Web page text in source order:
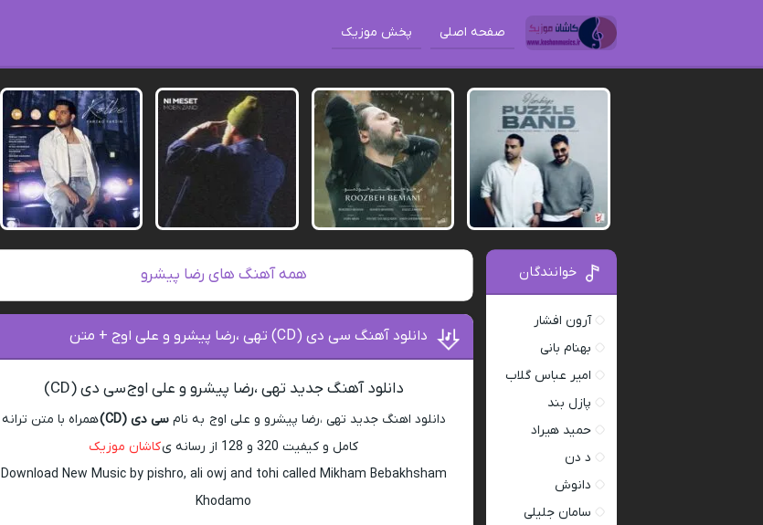
صفحه اصلی پخش موزیک
همه آهنگ های رضا پیشرو
دانلود آهنگ سی دی (CD) تهی ،رضا پیشرو و علی اوج + متن
دانلود آهنگ جدید تهی ،رضا پیشرو و علی اوج سی دی (CD)
دانلود اهنگ جدید تهی ،رضا پیشرو و علی اوج به نامسی دی (CD)
همراه با متن ترانه
کامل و کیفیت 320 و 128 از رسانه ی
کاشان موزیک
Download New Music by pishro, ali owj and tohi called Mikham Bebakhsham
Khodamo
خوانندگان
آرون افشار
بهنام بانی
امیر عباس گلاب
پازل بند
حمید هیراد
د دن
دانوش
سامان جلیلی